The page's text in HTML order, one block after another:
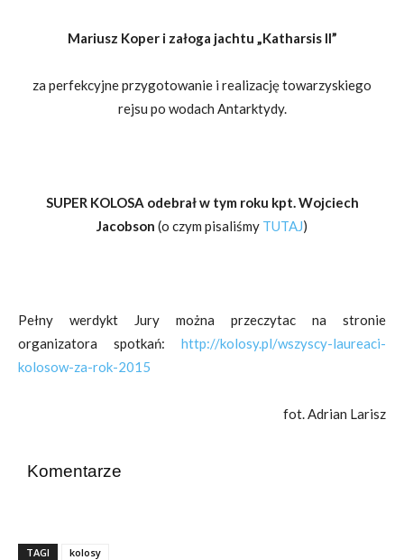
Mariusz Koper i załoga jachtu „Katharsis II”
za perfekcyjne przygotowanie i realizację towarzyskiego
rejsu po wodach Antarktydy.
SUPER KOLOSA odebrał w tym roku kpt. Wojciech
Jacobson (o czym pisaliśmy TUTAJ)
Pełny werdykt Jury można przeczytac na stronie
organizatora spotkań: http://kolosy.pl/wszyscy-laureaci-
kolosow-za-rok-2015
fot.Adrian Larisz
Komentarze
TAGI kolosy